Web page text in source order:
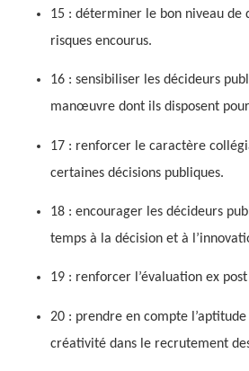
15 : déterminer le bon niveau de
risques encourus.
16 : sensibiliser les décideurs
manœuvre dont ils disposent
17 : renforcer le caractère
certaines décisions publiques.
18 : encourager les décideurs
temps à la décision et à
19 : renforcer l’évaluation ex
20 : prendre en compte l’aptitude
créativité dans le recrutement